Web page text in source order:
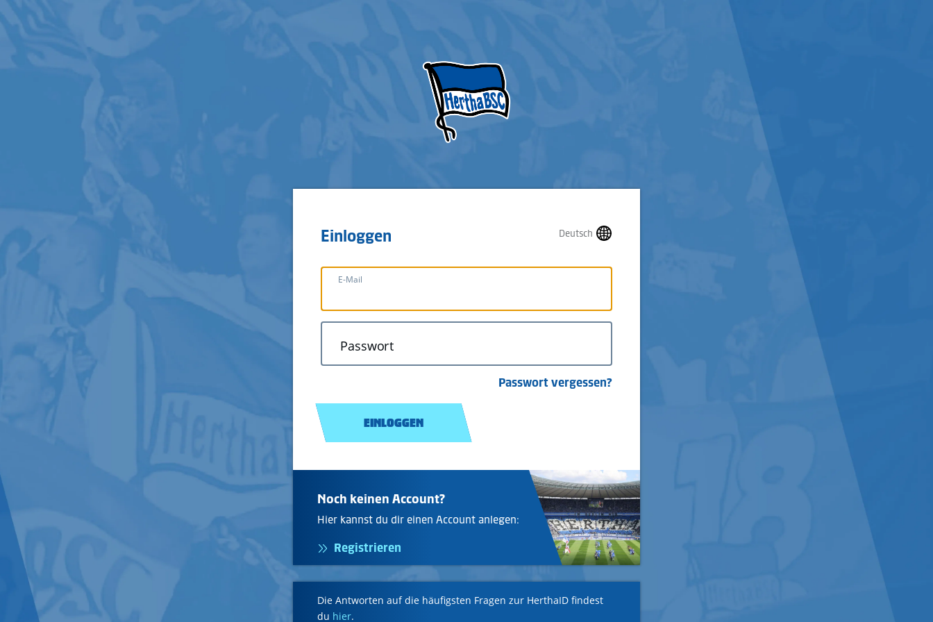
Deutsch
Einloggen
E-Mail
Passwort
Passwort vergessen?
EINLOGGEN
Noch keinen Account?
Hier kannst du dir einen Account anlegen:
Registrieren
Die Antworten auf die häufigsten Fragen zur HerthaID findest
du hier.